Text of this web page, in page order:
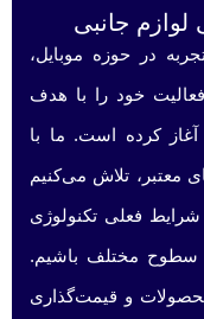
جانبی
در حوزه موبایل،
خود را با هدف
آغاز کرده است. ما با
معتبر، تلاش می‌کنیم
شرایط فعلی تکنولوژی
سطوح مختلف باشیم.
محصولات و قیمت‌گذاری